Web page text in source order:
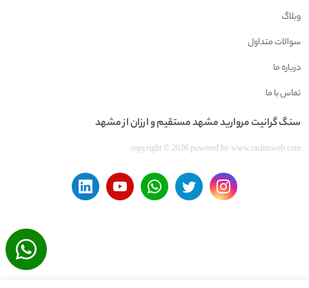
وبلاگ
سوالات متداول
درباره ما
تماس با ما
سنگ گرانيت مرواريد مشهد مستقیم و ارزان از مشهد
copyright © 2026 powered by www.rashinweb.com